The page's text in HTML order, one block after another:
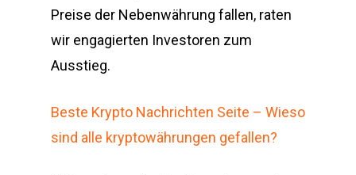
Preise der Nebenwährung fallen, raten
wir engagierten Investoren zum
Ausstieg.
Beste Krypto Nachrichten Seite – Wieso
sind alle kryptowährungen gefallen?